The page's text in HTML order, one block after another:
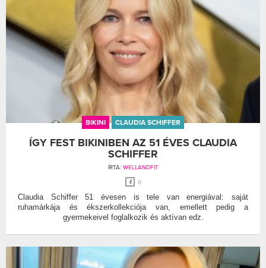
BIKINI CLAUDIA SCHIFFER
ÍGY FEST BIKINIBEN AZ 51 ÉVES CLAUDIA
SCHIFFER
ÍRTA: WELLANDFIT
0
Claudia Schiffer 51 évesen is tele van energiával: saját
ruhamárkája és ékszerkollekciója van, emellett pedig a
gyermekeivel foglalkozik és aktívan edz.